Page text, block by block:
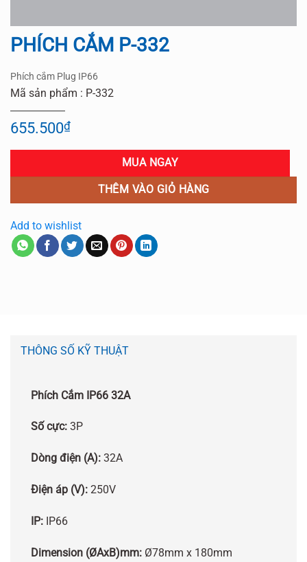
PHÍCH CẮM P-332
Phích cắm Plug IP66
Mã sản phẩm : P-332
655.500₫
MUA NGAY
THÊM VÀO GIỎ HÀNG
Add to wishlist
THÔNG SỐ KỸ THUẬT
Phích Cắm IP66 32A
Số cực: 3P
Dòng điện (A): 32A
Điện áp (V): 250V
IP: IP66
Dimension (ØAxB)mm: Ø78mm x 180mm